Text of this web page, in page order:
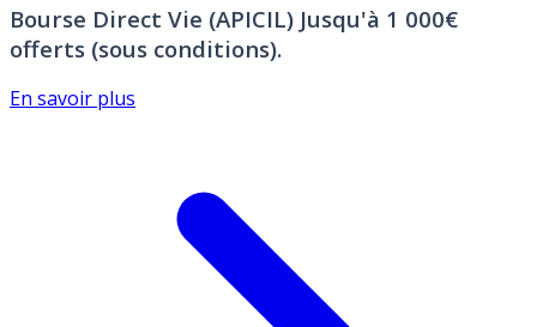
Bourse Direct Vie (APICIL) Jusqu'à 1 000€
offerts (sous conditions).
En savoir plus